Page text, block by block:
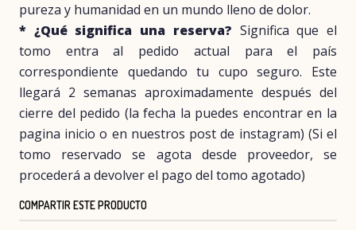
pureza y humanidad en un mundo lleno de dolor.
* ¿Qué significa una reserva? Significa que el
tomo entra al pedido actual para el país
correspondiente quedando tu cupo seguro. Este
llegará 2 semanas aproximadamente después del
cierre del pedido (la fecha la puedes encontrar en la
pagina inicio o en nuestros post de instagram) (Si el
tomo reservado se agota desde proveedor, se
procederá a devolver el pago del tomo agotado)
COMPARTIR ESTE PRODUCTO